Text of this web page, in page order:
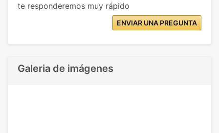
te responderemos muy rápido
ENVIAR UNA PREGUNTA
Galeria de imágenes